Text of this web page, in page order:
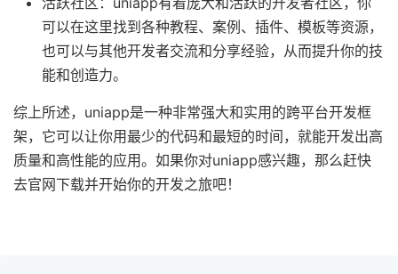
可以在这里找到各种教程、案例、插件、模板等资源，
也可以与其他开发者交流和分享经验，从而提升你的技
能和创造力。
综上所述，uniapp是一种非常强大和实用的跨平台开发框
架，它可以让你用最少的代码和最短的时间，就能开发出高
质量和高性能的应用。如果你对uniapp感兴趣，那么赶快
去官网下载并开始你的开发之旅吧！